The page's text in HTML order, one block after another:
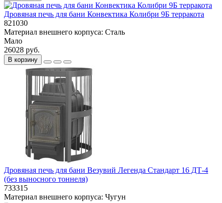
Дровяная печь для бани Конвектика Колибри 9Б терракота
821030
Материал внешнего корпуса: Сталь
Мало
26028 руб.
В корзину
Дровяная печь для бани Везувий Легенда Стандарт 16 ДТ-4
(без выносного тоннеля)
733315
Материал внешнего корпуса: Чугун